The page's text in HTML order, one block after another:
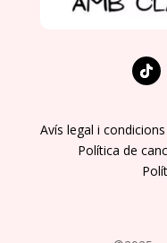
Avís legal i condicions
Política de